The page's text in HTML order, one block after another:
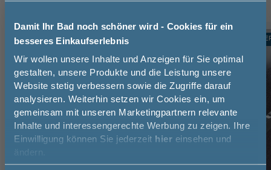
Damit Ihr Bad noch schöner wird - Cookies für ein
besseres Einkaufserlebnis
Wir wollen unsere Inhalte und Anzeigen für Sie optimal
gestalten, unsere Produkte und die Leistung unsere
Website stetig verbessern sowie die Zugriffe darauf
analysieren. Weiterhin setzen wir Cookies ein, um
gemeinsam mit unseren Marketingpartnern relevante
Inhalte und interessengerechte Werbung zu zeigen. Ihre
Einwilligung können Sie jederzeit hier einsehen und
ändern.
TOPSELLER -24%
Jetzt 50 € sparen!
Melde Sie sich hier zu unserem
Newsletter an und sparen Sie
50€* auf Ihre Bestellung!
Vorname